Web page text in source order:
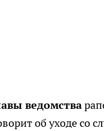
ведомства
об уходе со